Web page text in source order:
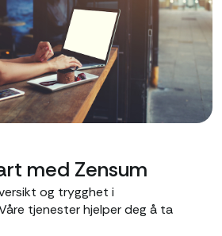
med Zensum
og trygghet i
tjenester hjelper deg å ta